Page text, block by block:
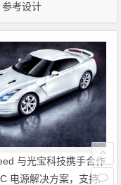
参考设计
与光宝科技携手合作
电源解决方案，支持